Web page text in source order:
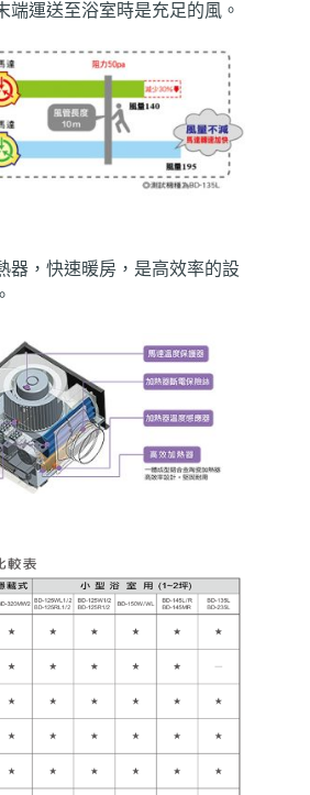
端運送至浴室時是充足的風。
器，快速暖房，是高效率的設